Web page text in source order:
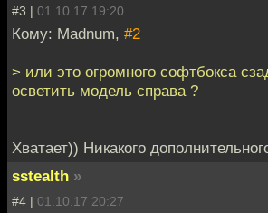
#3 | 01.10.17 19:20
Кому: Madnum, #2
> или это огромного софтбокса
осветить модель справа ?
Хватает)) Никакого
sstealth »
#4 | 01.10.17 20:27